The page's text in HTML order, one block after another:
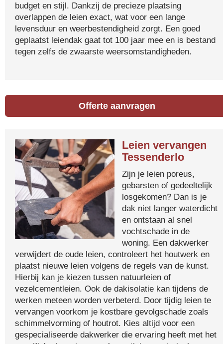
budget en stijl. Dankzij de precieze plaatsing
overlappen de leien exact, wat voor een lange
levensduur en weerbestendigheid zorgt. Een goed
geplaatst leiendak gaat tot 100 jaar mee en is bestand
tegen zelfs de zwaarste weersomstandigheden.
Offerte aanvragen
Leien vervangen
Tessenderlo
Zijn je leien poreus,
gebarsten of gedeeltelijk
losgekomen? Dan is je
dak niet langer waterdicht
en ontstaan al snel
vochtschade in de
woning. Een dakwerker
verwijdert de oude leien, controleert het houtwerk en
plaatst nieuwe leien volgens de regels van de kunst.
Hierbij kan je kiezen tussen natuurleien of
vezelcementleien. Ook de dakisolatie kan tijdens de
werken meteen worden verbeterd. Door tijdig leien te
vervangen voorkom je kostbare gevolgschade zoals
schimmelvorming of houtrot. Kies altijd voor een
gespecialiseerde dakwerker die ervaring heeft met het